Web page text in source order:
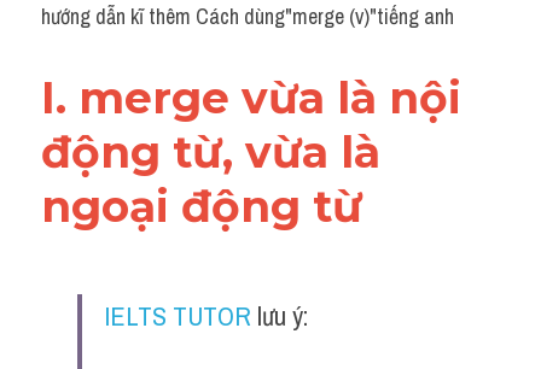
Grammar
Cách paraphrase
hướng dẫn kĩ thêm Cách dùng"merge (v)"tiếng anh
I. merge vừa là nội
động từ, vừa là
ngoại động từ
IELTS TUTOR lưu ý: